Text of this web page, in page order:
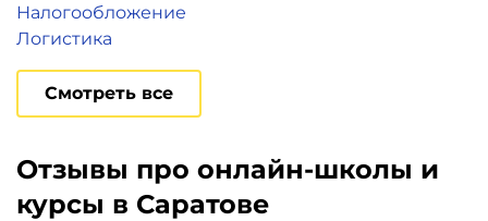
Налогообложение
Логистика
Смотреть все
Отзывы про онлайн-школы и
курсы в Саратове